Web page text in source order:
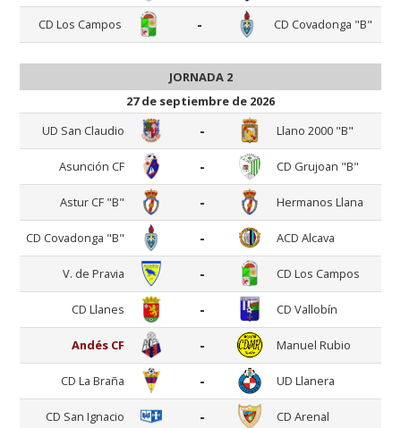
CD Los Campos - CD Covadonga "B"
JORNADA 2
27 de septiembre de 2026
UD San Claudio
- Llano 2000 "B"
Asunción CF - CD Grujoan "B"
Astur CF "B" - Hermanos Llana
CD Covadonga "B" - ACD Alcava
V. de Pravia - CD Los Campos
CD Llanes - CD Vallobín
Andés CF - Manuel Rubio
CD La Braña - UD Llanera
CD San Ignacio - CD Arenal